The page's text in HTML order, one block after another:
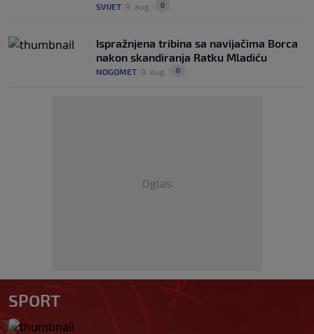
SVIJET 9. aug. 0
Ispražnjena tribina sa navijačima Borca
nakon skandiranja Ratku Mladiću
NOGOMET 9. aug. 0
Oglas
SPORT